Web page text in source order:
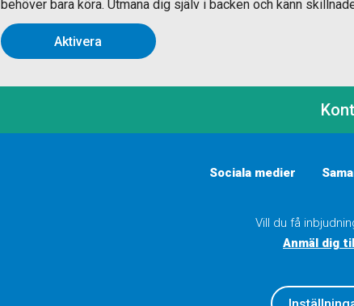
behöver bara köra. Utmana dig själv i backen och känn
Aktivera
Sociala medier
Vill du få
Anmäl dig